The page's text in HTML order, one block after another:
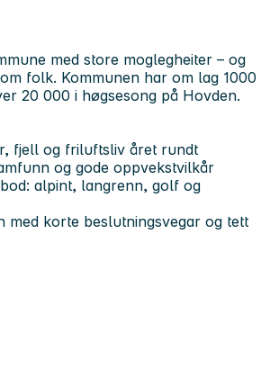
med store moglegheiter – og
folk. Kommunen har om lag 1000
20 000 i høgsesong på Hovden.
fjell og friluftsliv året rundt
og gode oppvekstvilkår
alpint, langrenn, golf og
med korte beslutningsvegar og tett